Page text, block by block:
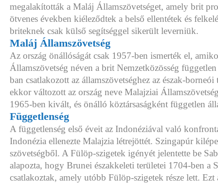
megalakították a Maláj Államszövetséget, amely brit
ötvenes években kiéleződtek a belső ellentétek és
briteknek csak külső segítséggel sikerült leverniük.
Maláj Államszövetség
Az ország önállóságát csak 1957-ben ismerték el,
Államszövetség néven a brit Nemzetközösség
ban csatlakozott az államszövetséghez az észak-
ekkor változott az ország neve Malajziai
1965-ben kivált, és önálló köztársaságként független
Függetlenség
A függetlenség első éveit az Indonéziával való
Indonézia ellenezte Malajzia létrejöttét. Szingapúr
szövetségből. A Fülöp-szigetek igényét jelentette be
alapozta, hogy Brunei északkeleti területei 1704-ben a
csatlakoztak, amely utóbb Fülöp-szigetek része lett.